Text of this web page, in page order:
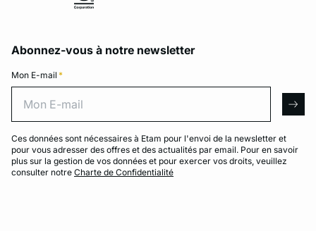
Abonnez-vous à notre newsletter
Mon E-mail *
Ces données sont nécessaires à Etam pour l'envoi de la newsletter et
pour vous adresser des offres et des actualités par email. Pour en savoir
plus sur la gestion de vos données et pour exercer vos droits, veuillez
consulter notre Charte de Confidentialité